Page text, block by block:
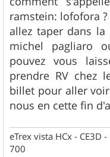
e
ramstein: lofofora ?
allez taper dans la
michel pagliaro
pouvez vous
prendre RV chez
billet pour aller
nous en cette fin
eTrex vista HCx - CE3D
700